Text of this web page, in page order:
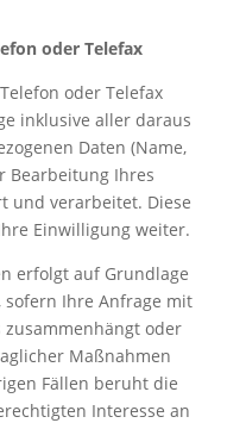
oder Telefax
oder Telefax
inklusive aller daraus
Daten (Name,
Bearbeitung Ihres
und verarbeitet. Diese
Einwilligung weiter.
erfolgt auf Grundlage
sofern Ihre Anfrage mit
oder
Maßnahmen
Fällen beruht die
Interesse an